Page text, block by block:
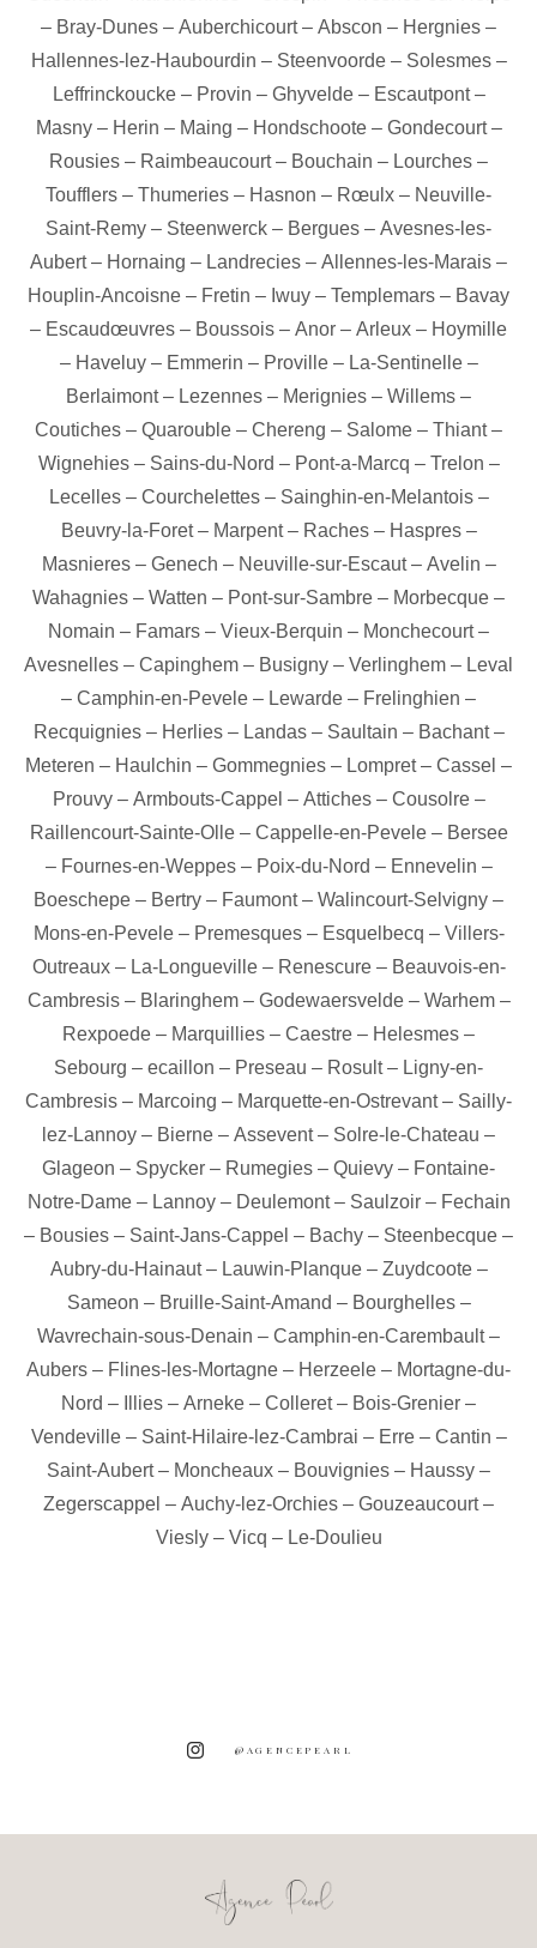
– Bray-Dunes – Auberchicourt– Abscon – Hergnies –
Hallennes-lez-Haubourdin – Steenvoorde– Solesmes–
Leffrinckoucke– Provin – Ghyvelde– Escautpont–
Masny– Herin – Maing – Hondschoote– Gondecourt–
Rousies – Raimbeaucourt– Bouchain – Lourches –
Toufflers – Thumeries – Hasnon – Rœulx – Neuville-
Saint-Remy – Steenwerck – Bergues – Avesnes-les-
Aubert– Hornaing – Landrecies – Allennes-les-Marais –
Houplin-Ancoisne – Fretin – Iwuy – Templemars – Bavay
– Escaudœuvres – Boussois – Anor – Arleux – Hoymille
– Haveluy– Emmerin – Proville– La-Sentinelle–
Berlaimont– Lezennes – Merignies – Willems –
Coutiches – Quarouble – Chereng – Salome – Thiant–
Wignehies– Sains-du-Nord – Pont-a-Marcq – Trelon –
Lecelles– Courchelettes– Sainghin-en-Melantois–
Beuvry-la-Foret– Marpent– Raches– Haspres–
Masnieres– Genech – Neuville-sur-Escaut– Avelin –
Wahagnies – Watten – Pont-sur-Sambre – Morbecque –
Nomain – Famars – Vieux-Berquin – Monchecourt–
Avesnelles – Capinghem – Busigny – Verlinghem – Leval
– Camphin-en-Pevele – Lewarde – Frelinghien –
Recquignies– Herlies– Landas– Saultain – Bachant–
Meteren – Haulchin – Gommegnies – Lompret– Cassel –
Prouvy– Armbouts-Cappel – Attiches– Cousolre–
Raillencourt-Sainte-Olle– Cappelle-en-Pevele– Bersee
– Fournes-en-Weppes– Poix-du-Nord – Ennevelin –
Boeschepe – Bertry – Faumont– Walincourt-Selvigny –
Mons-en-Pevele– Premesques– Esquelbecq – Villers-
Outreaux– La-Longueville– Renescure– Beauvois-en-
Cambresis– Blaringhem– Godewaersvelde– Warhem–
Rexpoede – Marquillies – Caestre – Helesmes –
Sebourg – ecaillon – Preseau – Rosult– Ligny-en-
Cambresis – Marcoing – Marquette-en-Ostrevant– Sailly-
lez-Lannoy – Bierne – Assevent– Solre-le-Chateau –
Glageon – Spycker – Rumegies – Quievy – Fontaine-
Notre-Dame– Lannoy– Deulemont– Saulzoir– Fechain
– Bousies – Saint-Jans-Cappel – Bachy – Steenbecque –
Aubry-du-Hainaut– Lauwin-Planque– Zuydcoote–
Sameon – Bruille-Saint-Amand – Bourghelles–
Wavrechain-sous-Denain – Camphin-en-Carembault–
Aubers – Flines-les-Mortagne – Herzeele – Mortagne-du-
Nord – Illies – Arneke – Colleret– Bois-Grenier –
Vendeville– Saint-Hilaire-lez-Cambrai – Erre– Cantin –
Saint-Aubert– Moncheaux – Bouvignies – Haussy –
Zegerscappel – Auchy-lez-Orchies – Gouzeaucourt–
Viesly– Vicq – Le-Doulieu
@AGENCEPEARL